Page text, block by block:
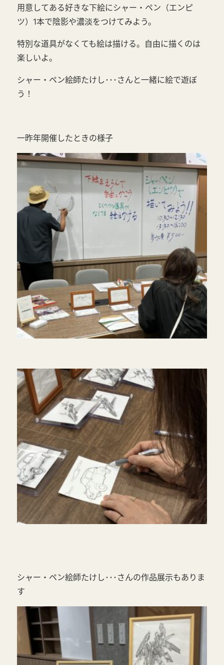
用意してある好きな下絵にシャー・ペン（エンピ
ツ）1本で陰影や濃淡をつけてみよう。
特別な道具がなくても絵は描ける。自由に描くのは
楽しいよ。
シャー・ペン絵師たけし･･･さんと一緒に絵で遊ぼ
う！
一昨年開催したときの様子
シャー・ペン絵師たけし･･･さんの作品展示もありま
す